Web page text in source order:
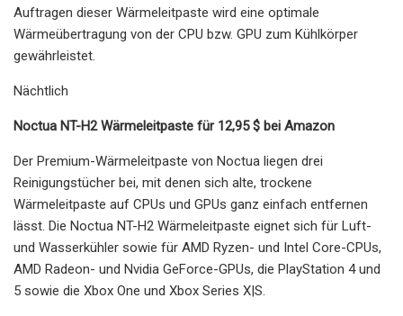
Auftragen dieser Wärmeleitpaste wird eine optimale
Wärmeübertragung von der CPU bzw. GPU zum Kühlkörper
gewährleistet.
Nächtlich
Noctua NT-H2 Wärmeleitpaste für 12,95 $ bei Amazon
Der Premium-Wärmeleitpaste von Noctua liegen drei
Reinigungstücher bei, mit denen sich alte, trockene
Wärmeleitpaste auf CPUs und GPUs ganz einfach entfernen
lässt. Die Noctua NT-H2 Wärmeleitpaste eignet sich für Luft-
und Wasserkühler sowie für AMD Ryzen- und Intel Core-CPUs,
AMD Radeon- und Nvidia GeForce-GPUs, die PlayStation 4 und
5 sowie die Xbox One und Xbox Series X|S.